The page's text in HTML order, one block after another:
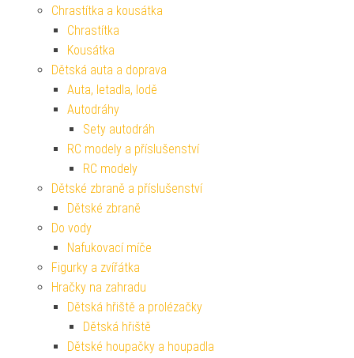
Chrastítka a kousátka
Chrastítka
Kousátka
Dětská auta a doprava
Auta, letadla, lodě
Autodráhy
Sety autodráh
RC modely a příslušenství
RC modely
Dětské zbraně a příslušenství
Dětské zbraně
Do vody
Nafukovací míče
Figurky a zvířátka
Hračky na zahradu
Dětská hřiště a prolézačky
Dětská hřiště
Dětské houpačky a houpadla